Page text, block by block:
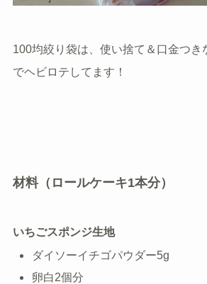
100均絞り袋は、使い捨て＆口金つき
でヘビロテしてます！
材料（ロールケーキ1本分）
いちごスポンジ生地
ダイソーイチゴパウダー5g
卵白2個分